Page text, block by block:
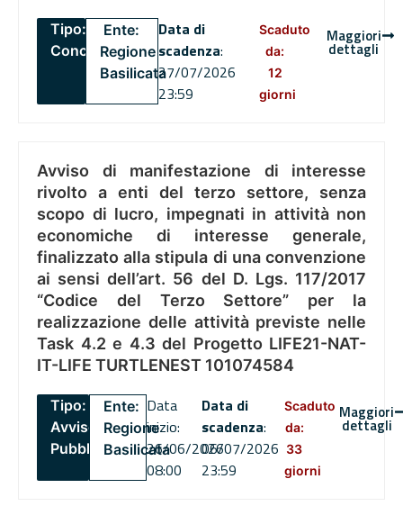
Tipo:
Concorsi
Ente:
Regione
Basilicata
Data di
scadenza:
27/07/2026
23:59
Scaduto
da:
12
giorni
Maggiori
dettagli
Avviso di manifestazione di interesse
rivolto a enti del terzo settore, senza
scopo di lucro, impegnati in attività non
economiche di interesse generale,
finalizzato alla stipula di una convenzione
ai sensi dell’art. 56 del D. Lgs. 117/2017
“Codice del Terzo Settore” per la
realizzazione delle attività previste nelle
Task 4.2 e 4.3 del Progetto LIFE21-NAT-
IT-LIFE TURTLENEST 101074584
Tipo:
Avviso
Pubblico
Ente:
Regione
Basilicata
Data
inizio:
26/06/2026
08:00
Data di
scadenza:
06/07/2026
23:59
Scaduto
da:
33
giorni
Maggiori
dettagli